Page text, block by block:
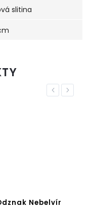
slitina
Previous
Nebelvír
Next